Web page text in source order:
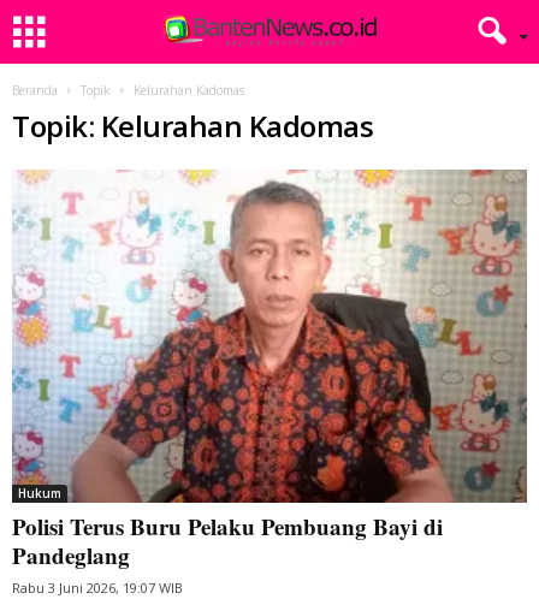
Beranda Topik Kelurahan Kadomas
Topik: Kelurahan Kadomas
Hukum
Polisi Terus Buru Pelaku Pembuang Bayi di
Pandeglang
Rabu 3 Juni 2026, 19:07 WIB